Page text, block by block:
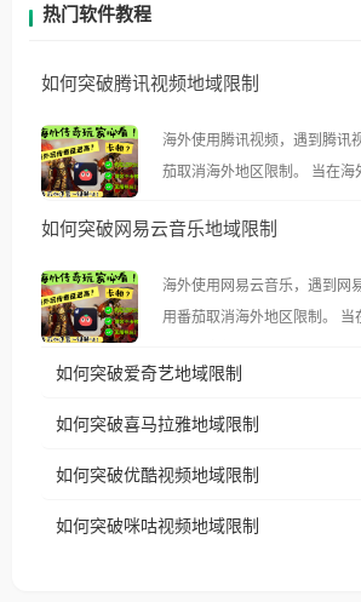
热门软件教程
如何突破腾讯视频地域限制
海外使用腾讯视频，遇到腾讯
茄取消海外地区限制。 当在海外打开腾讯视频，却突
示语。 海外用户如香港、澳门、台湾、美国、加拿
像其他音乐平台一样，出现地
仅能在中国大陆地区播放。 遇到这个问题的朋友们，
台湾、美国、加拿大、澳大利
权限制所困扰。
如何突破网易云音乐地域限制
海外使用网易云音乐，遇到网
用番茄取消海外地区限制。 当在海外打开网易云音
播放”的提示语。 海外用户如香港、澳门、台湾、美
制问题，且仅能在中国大陆地区播放。 遇
户收听网易云音乐地区版权限
如何突破爱奇艺地域限制
如何突破喜马拉雅地域限制
如何突破优酷视频地域限制
如何突破咪咕视频地域限制